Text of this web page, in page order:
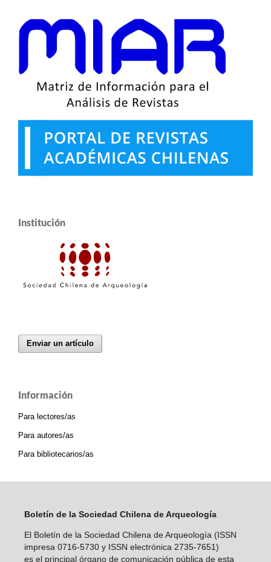
Institución
Enviar un artículo
Información
Para lectores/as
Para autores/as
Para bibliotecarios/as
Boletín de la Sociedad Chilena de Arqueología
El Boletín de la Sociedad Chilena de Arqueología (ISSN
impresa 0716-5730 y ISSN electrónica 2735-7651)
es el principal órgano de comunicación pública de esta